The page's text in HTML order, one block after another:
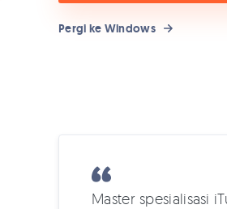
Pergi ke Windows
Master spesialisasi